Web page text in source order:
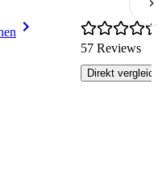
57 Reviews
Direkt